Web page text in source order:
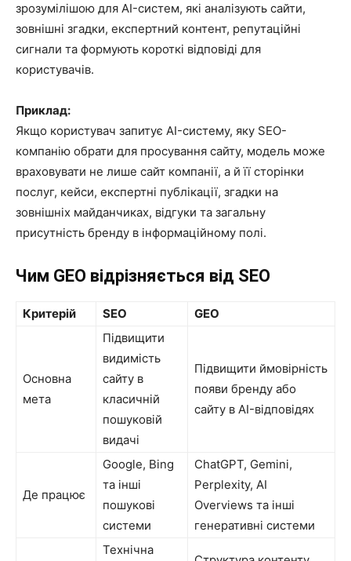
зрозумілішою для AI-систем, які аналізують сайти,
зовнішні згадки, експертний контент, репутаційні
сигнали та формують короткі відповіді для
користувачів.
Приклад:
Якщо користувач запитує AI-систему, яку SEO-
компанію обрати для просування сайту, модель може
враховувати не лише сайт компанії, а й її сторінки
послуг, кейси, експертні публікації, згадки на
зовнішніх майданчиках, відгуки та загальну
присутність бренду в інформаційному полі.
Чим GEO відрізняється від SEO
Критерій SEO GEO
Основна
мета
Підвищити
видимість
сайту в
класичній
пошуковій
видачі
Підвищити ймовірність
появи бренду або
сайту в AI-відповідях
Де працює
Google, Bing
та інші
пошукові
системи
ChatGPT, Gemini,
Perplexity, AI
Overviews та інші
генеративні системи
Технічна